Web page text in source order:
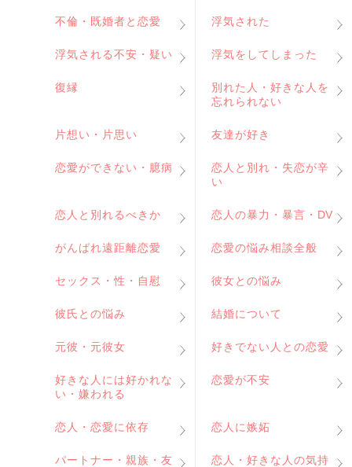
不倫・既婚者と恋愛 浮気された
浮気される不安・疑い 浮気をしてしまった
復縁
別れた人・好きな人を
忘れられない
片想い・片思い 友達が好き
恋愛ができない・臆病
恋人と別れ・失恋が辛
い
恋人と別れるべきか 恋人の暴力・暴言・DV
がんばれ遠距離恋愛 恋愛の悩み相談全般
セックス・性・自慰 彼女との悩み
彼氏との悩み 結婚について
元彼・元彼女 好きでない人との恋愛
好きな人には好かれな
い・嫌われる
恋愛が不安
恋人・恋愛に依存 恋人に嫉妬
パートナー・親族・友
恋人・好きな人の気持